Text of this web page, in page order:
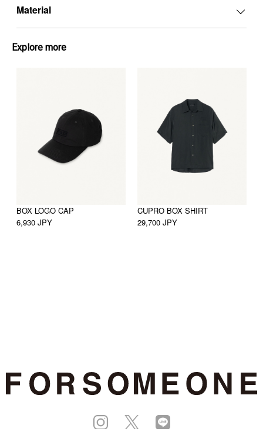
Material
Explore more
BOX LOGO CAP
6,930 JPY
CUPRO BOX SHIRT
29,700 JPY